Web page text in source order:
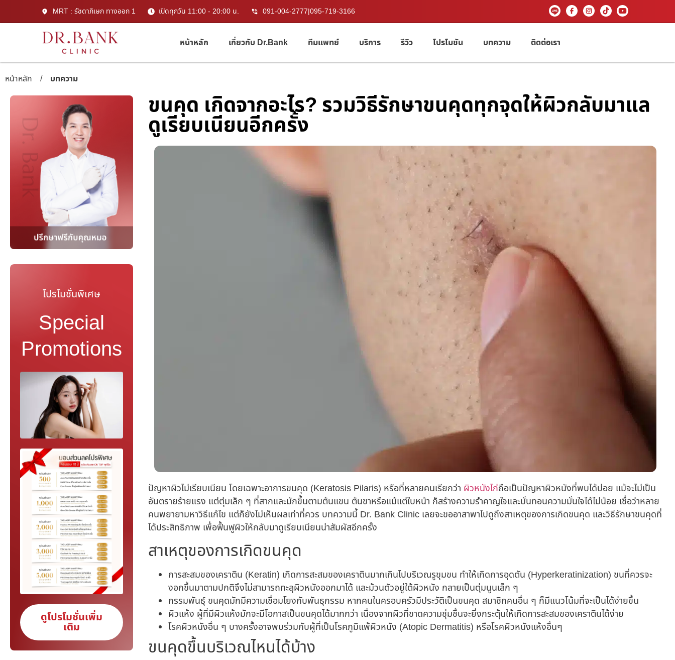
MRT : รัชดาภิเษก ทางออก 1 เปิดทุกวัน 11:00 - 20:00 น. 091-004-2777|095-719-3166
หน้าหลัก เกี่ยวกับ Dr.Bank ทีมแพทย์ บริการ รีวิว โปรโมชัน บทความ ติดต่อเรา
หน้าหลัก / บทความ
โปรโมชั่นพิเศษ
Special
Promotions
ดูโปรโมชั่นเพิ่ม
เติม
ขนคุด เกิดจากอะไร? รวมวิธีรักษาขนคุดทุกจุดให้ผิวกลับมาแล
ดูเรียบเนียนอีกครั้ง
ปัญหาผิวไม่เรียบเนียน โดยเฉพาะอาการขนคุด (Keratosis Pilaris) หรือที่หลายคนเรียกว่า ผิวหนังไก่ถือเป็นปัญหาผิวหนังที่พบได้บ่อย แม้จะไม่เป็น
อันตรายร้ายแรง แต่ตุ่มเล็ก ๆ ที่สากและมักขึ้นตามต้นแขน ต้นขาหรือแม้แต่ใบหน้า ก็สร้างความรำคาญใจและบั่นทอนความมั่นใจได้ไม่น้อย เชื่อว่าหลาย
คนพยายามหาวิธีแก้ไข แต่ก็ยังไม่เห็นผลเท่าที่ควร บทความนี้ Dr. Bank Clinic เลยจะขออาสาพาไปดูถึงสาเหตุของการเกิดขนคุด และวิธีรักษาขนคุดที่
ได้ประสิทธิภาพ เพื่อฟื้นฟูผิวให้กลับมาดูเรียบเนียนน่าสัมผัสอีกครั้ง
สาเหตุของการเกิดขนคุด
การสะสมของเคราติน (Keratin) เกิดการสะสมของเคราตินมากเกินไปบริเวณรูขุมขน ทำให้เกิดการอุดตัน (Hyperkeratinization) ขนที่ควรจะ
งอกขึ้นมาตามปกติจึงไม่สามารถทะลุผิวหนังออกมาได้ และม้วนตัวอยู่ใต้ผิวหนัง กลายเป็นตุ่มนูนเล็ก ๆ
กรรมพันธุ์ ขนคุดมักมีความเชื่อมโยงกับพันธุกรรม หากคนในครอบครัวมีประวัติเป็นขนคุด สมาชิกคนอื่น ๆ ก็มีแนวโน้มที่จะเป็นได้ง่ายขึ้น
ผิวแห้ง ผู้ที่มีผิวแห้งมักจะมีโอกาสเป็นขนคุดได้มากกว่า เนื่องจากผิวที่ขาดความชุ่มชื้นจะยิ่งกระตุ้นให้เกิดการสะสมของเคราตินได้ง่าย
โรคผิวหนังอื่น ๆ บางครั้งอาจพบร่วมกับผู้ที่เป็นโรคภูมิแพ้ผิวหนัง (Atopic Dermatitis) หรือโรคผิวหนังแห้งอื่นๆ
ขนคุดขึ้นบริเวณไหนได้บ้าง